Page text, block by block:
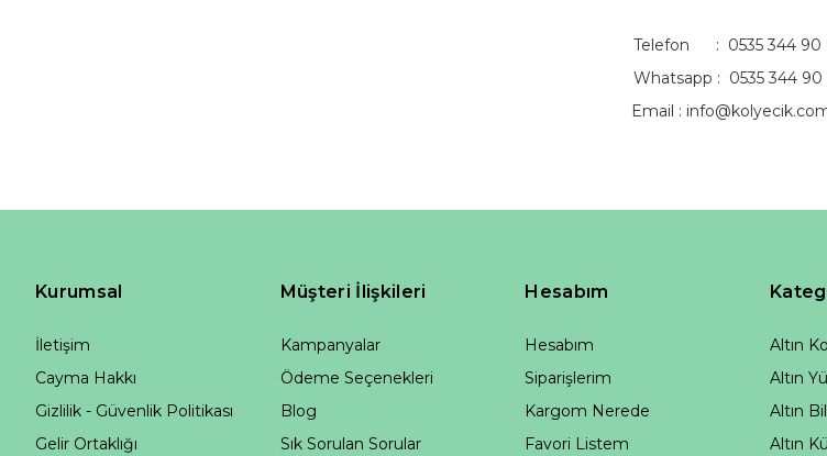
Telefon : 0535 344 90
Whatsapp : 0535 344 90
Email :
Kurumsal
İletişim
Cayma Hakkı
Gizlilik - Güvenlik Politikası
Gelir Ortaklığı
Müşteri İlişkileri
Kampanyalar
Ödeme Seçenekleri
Blog
Sık Sorulan Sorular
Hesabım
Hesabım
Siparişlerim
Kargom Nerede
Favori Listem
Altın
Altın
Altın
Altın